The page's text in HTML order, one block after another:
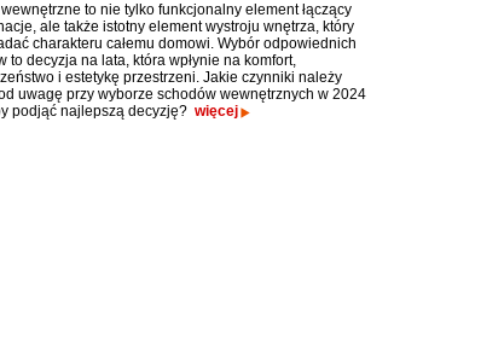
to nie tylko funkcjonalny element łączący
ale także istotny element wystroju wnętrza, który
charakteru całemu domowi. Wybór odpowiednich
to decyzja na lata, która wpłynie na komfort,
i estetykę przestrzeni. Jakie czynniki należy
uwagę przy wyborze schodów wewnętrznych w 2024
podjąć najlepszą decyzję? więcej